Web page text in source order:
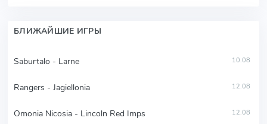
БЛИЖАЙШИЕ ИГРЫ
Saburtalo - Larne 10.08
Rangers - Jagiellonia 12.08
Omonia Nicosia - Lincoln Red Imps 12.08